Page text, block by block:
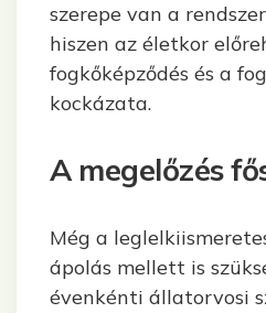
szerepe van a
hiszen az életkor
fogkőképződés és a
kockázata.
A megelőzés
Még a
ápolás mellett is
évenkénti állatorvosi